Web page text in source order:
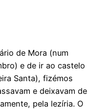
de Mora (num
e de ir ao castelo
Santa), fizémos
e deixavam de
pela lezíria. O